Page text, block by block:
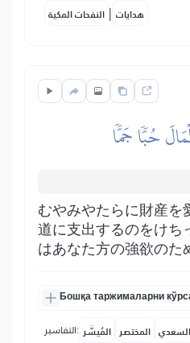
النفحات المكية | هدايات
حُبّٗا جَمّٗا
むやみやたらに財産を
道に支出するのをけち
はあなた方の強欲のた
Бошқа таржималарни
التفاسير: المُيسَّر المختصر السعدي